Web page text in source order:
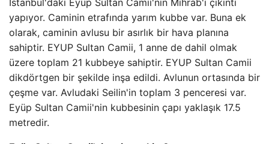
İstanbul'daki Eyüp Sultan Camii'nin Mihrab'ı çıkıntı
yapıyor. Caminin etrafında yarım kubbe var. Buna ek
olarak, caminin avlusu bir asırlık bir hava planına
sahiptir. EYUP Sultan Camii, 1 anne de dahil olmak
üzere toplam 21 kubbeye sahiptir. EYUP Sultan Camii
dikdörtgen bir şekilde inşa edildi. Avlunun ortasında bir
çeşme var. Avludaki Seilin'in toplam 3 penceresi var.
Eyüp Sultan Camii'nin kubbesinin çapı yaklaşık 17.5
metredir.